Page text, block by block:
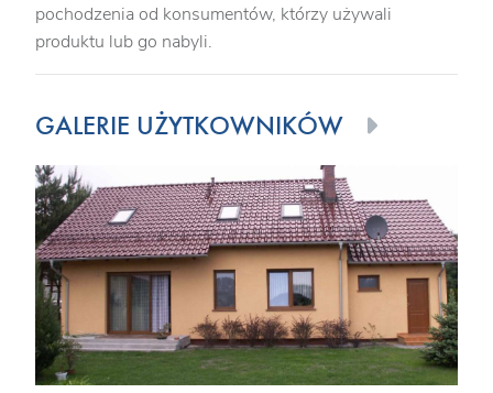
pochodzenia od konsumentów, którzy używali
produktu lub go nabyli.
GALERIE UŻYTKOWNIKÓW